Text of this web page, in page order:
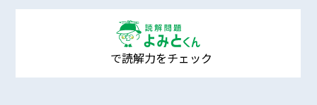
で読解力をチェック